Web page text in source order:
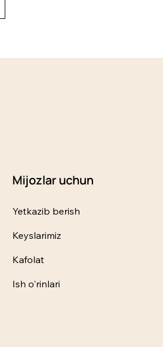
Mijozlar uchun
Yetkazib berish
Keyslarimiz
Kafolat
Ish o'rinlari